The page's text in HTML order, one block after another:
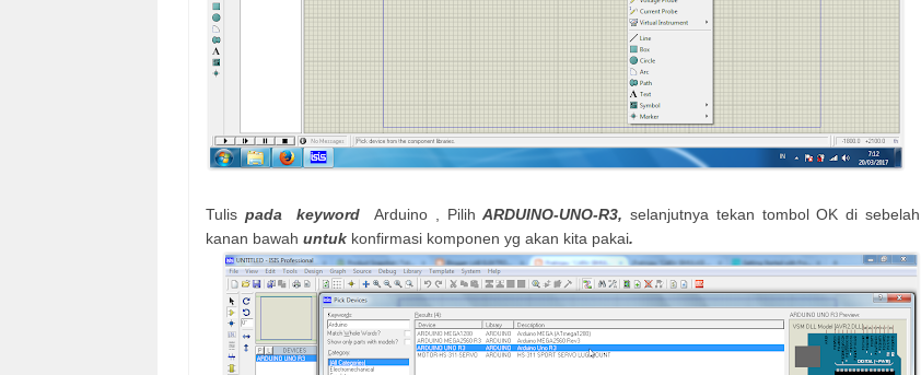
Tulis pada keyword Arduino , PilihARDUINO-UNO-R3,selanjutnya tekan tombol OK di sebelah
kanan bawah untuk konfirmasi komponen yg akan kita pakai.